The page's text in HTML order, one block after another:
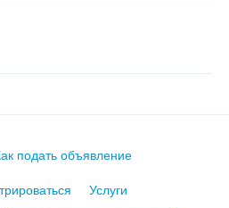
подать объявление
Услуги